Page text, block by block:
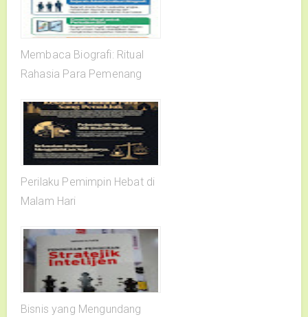
Membaca Biografi: Ritual
Rahasia Para Pemenang
Perilaku Pemimpin Hebat di
Malam Hari
Bisnis yang Mengundang